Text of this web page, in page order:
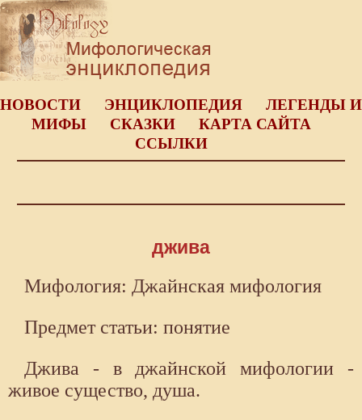
НОВОСТИ ЭНЦИКЛОПЕДИЯ
ЛЕГЕНДЫ И
МИФЫ
СКАЗКИ
КАРТА САЙТА
ССЫЛКИ
джива
Мифология: Джайнская мифология
Предмет статьи: понятие
Джива - в джайнской мифологии -
живое существо, душа.